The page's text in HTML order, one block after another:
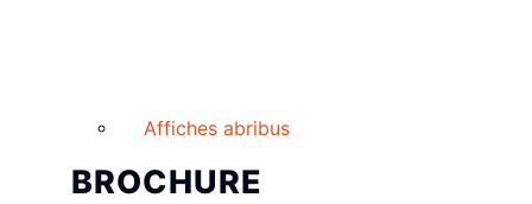
Affiches abribus
BROCHURE